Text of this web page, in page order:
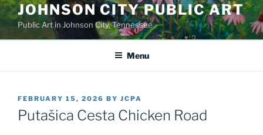
JOHNSON CITY PUBLIC ART
Public Art in Johnson City, Tennessee
Menu
POSTED
ON
FEBRUARY 15, 2026 BY JCPA
Putašica Cesta Chicken Road